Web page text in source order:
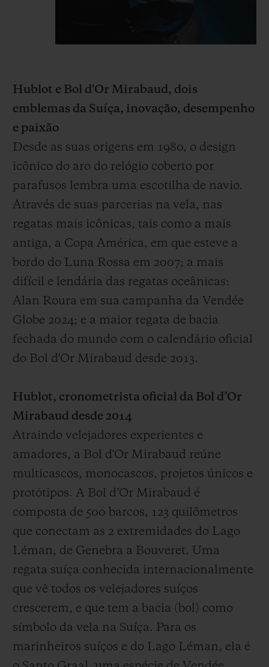
Hublot e Bol d'Or Mirabaud, dois
emblemas da Suíça, inovação, desempenho
e paixão
Desde as suas origens em 1980, o design
icônico do aro do relógio coberto por
parafusos lembra uma escotilha de navio.
Através de suas parcerias na vela, nas
regatas mais icônicas, tais como a mais
antiga, a Copa América, em que esteve a
bordo do Luna Rossa em 2007; a mais
difícil e lendária das regatas oceânicas:
Alan Roura em sua campanha da Vendée
Globe 2024; e a maior regata de bacia
fechada do mundo com o calendário oficial
do Bol d'Or Mirabaud desde 2013.
Hublot, cronometrista oficial da Bol d’Or
Mirabaud desde 2014
Atraindo velejadores experientes e
amadores, a Bol d'Or Mirabaud reúne
multicascos, monocascos, projetos únicos e
protótipos. A Bol d’Or Mirabaud é
composta de 500 barcos, 123 quilômetros
que conectam as 2 extremidades do Lago
Léman, de Genebra a Bouveret. Uma
regata suíça conhecida internacionalmente
que vê todos os velejadores suíços
crescerem, e que tem a bacia (bol) como
símbolo da vela na Suíça. Para os
marinheiros suíços e do Lago Léman, ela é